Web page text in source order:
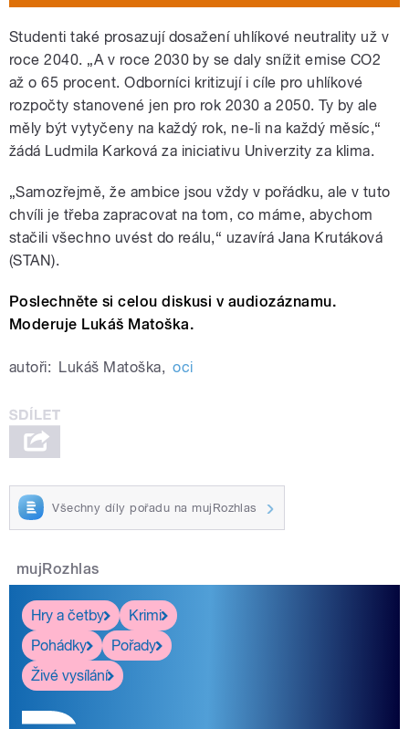
Studenti také prosazují dosažení uhlíkové neutrality už v
roce 2040. „A v roce 2030 by se daly snížit emise CO2
až o 65 procent. Odborníci kritizují i cíle pro uhlíkové
rozpočty stanovené jen pro rok 2030 a 2050. Ty by ale
měly být vytyčeny na každý rok, ne-li na každý měsíc,“
žádá Ludmila Karková za iniciativu Univerzity za klima.
„Samozřejmě, že ambice jsou vždy v pořádku, ale v tuto
chvíli je třeba zapracovat na tom, co máme, abychom
stačili všechno uvést do reálu,“ uzavírá Jana Krutáková
(STAN).
Poslechněte si celou diskusi v audiozáznamu.
Moderuje Lukáš Matoška.
autoři: Lukáš Matoška, oci
Všechny díly pořadu na mujRozhlas
mujRozhlas
Hry a četby
Krimi
Pohádky
Pořady
Živé vysílání